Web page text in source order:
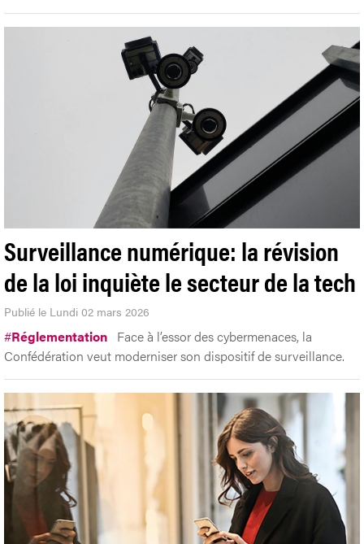
Surveillance numérique: la révision
de la loi inquiète le secteur de la tech
Publié le Lundi 02 mars 2026
#Réglementation Face à l’essor des cybermenaces, la
Confédération veut moderniser son dispositif de surveillance.